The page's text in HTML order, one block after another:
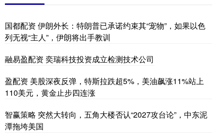
国都配资 伊朗外长：特朗普已承诺约束其“宠物”，如果以色
列无视“主人”，伊朗将出手教训
融易盈配资 奕瑞科技投资成立检测技术公司
盈配资 美股深夜反弹，特斯拉跌超5%，美油飙涨11%站上
110美元，黄金止步四连涨
智赢策略 突然大转向，五角大楼否认“2027攻台论”，中东泥
潭拖垮美国